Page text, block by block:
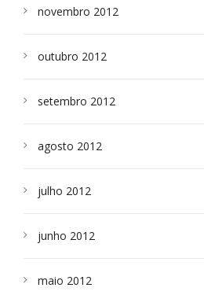
novembro 2012
outubro 2012
setembro 2012
agosto 2012
julho 2012
junho 2012
maio 2012